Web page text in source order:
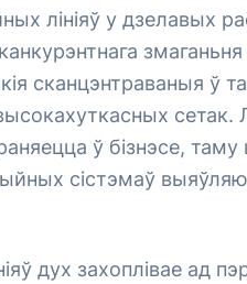
лініяў у дзелавых
сканцэнтраваныя ў
сетак.
ў бізнэсе, таму
сістэмаў
дух захоплівае ад